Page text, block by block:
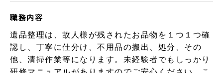
職務内容
遺品整理は、故人様が残されたお品物を１つ１つ確
認し、丁寧に仕分け、不用品の搬出、処分、その
他、清掃作業等になります。未経験者でもしっかり